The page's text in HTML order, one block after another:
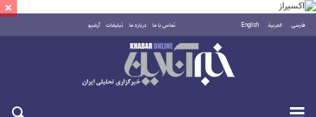
فارسی العربية English تماس با ما درباره ما تبلیغات آرشیو
پنجشنبه ۱۵ مرداد ۱۴۰۵
×